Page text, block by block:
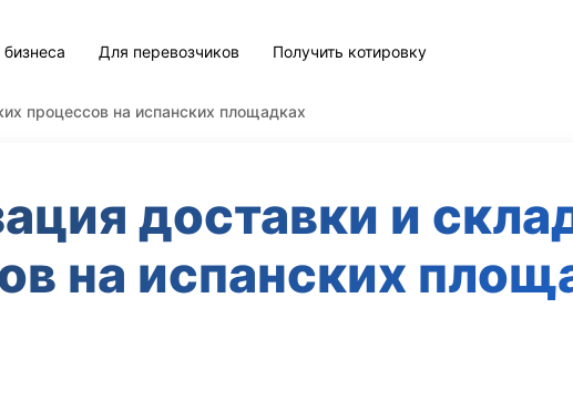
Для перевозчиков Получить котировку
процессов на испанских площадках
доставки и
на испанских